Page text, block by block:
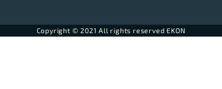
Copyright © 2021 All rights reserved EKON